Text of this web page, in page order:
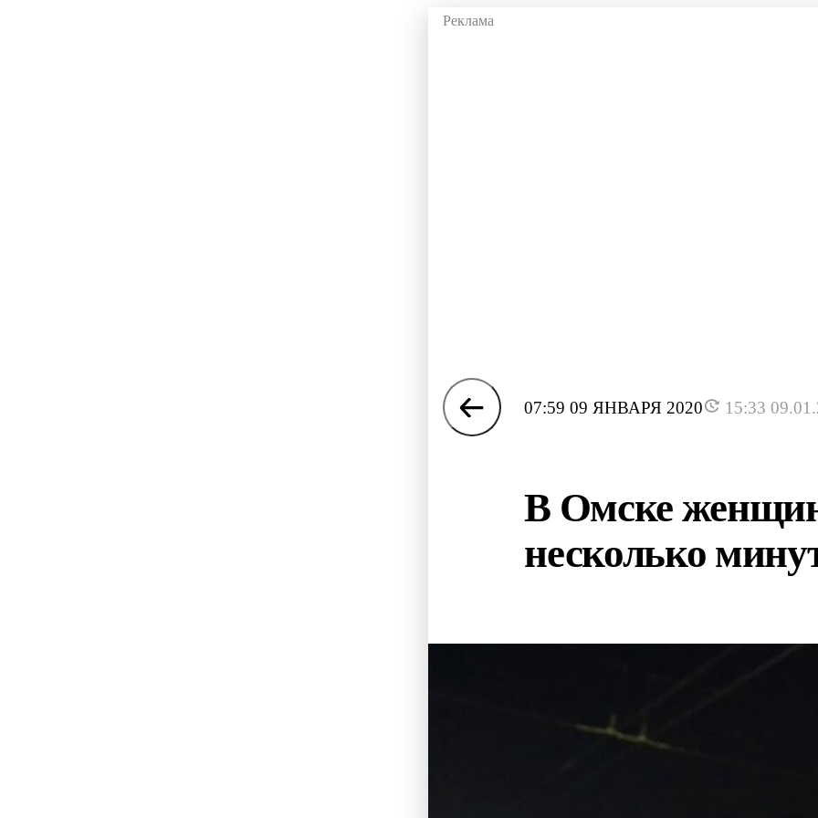
07:59 09 ЯНВАРЯ 2020 15:33
В Омске
несколько